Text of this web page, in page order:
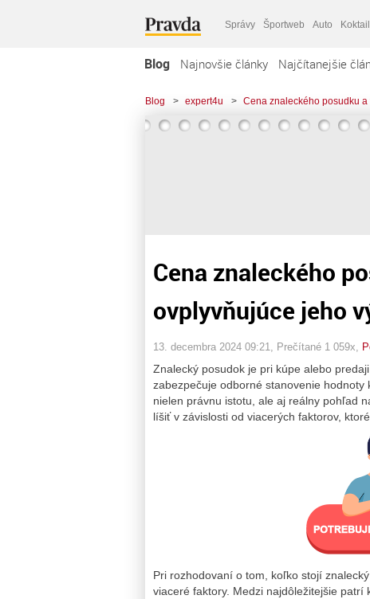
Správy Športweb Auto Koktail
Blog Najnovšie články Najčítanejšie
Blog > expert4u > Cena znaleckého posudku
Cena znaleckého
ovplyvňujúce jeho
13. decembra 2024 09:21 , Prečítané 1 059x,
Znalecký posudok je pri kúpe alebo
zabezpečuje odborné stanovenie
nielen právnu istotu, ale aj reálny pohľad
líšiť v závislosti od viacerých faktorov,
Pri rozhodovaní o tom, koľko stojí
viaceré faktory. Medzi najdôležitejšie